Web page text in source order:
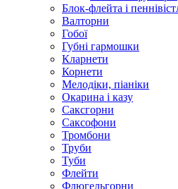
Блок-флейта і
Валторни
Гобої
Губні гармошки
Кларнети
Корнети
Мелодіки, піаніки
Окарина і казу
Саксгорни
Саксофони
Тромбони
Труби
Туби
Флейти
Флюгельгорни